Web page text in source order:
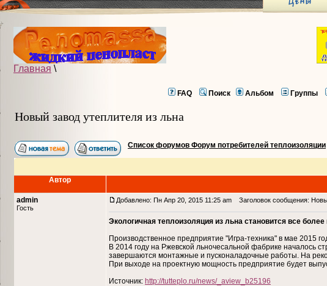
Главная \
FAQ Поиск Альбом Группы
Новый завод утеплителя из льна
Список форумов Форум потребителей теплоизоляции
Автор
admin
Гость
Добавлено: Пн Апр 20, 2015 11:25 am Заголовок сообщения:
Экологичная теплоизоляция из льна становится все
Производственное предприятие "Игра-техника" в мае 2015
В 2014 году на Ржевской льночесальной фабрике началось
завершаются монтажные и пусконаладочные работы. На
При выходе на проектную мощность предприятие будет
Источник: http://tutteplo.ru/news/_aview_b25196